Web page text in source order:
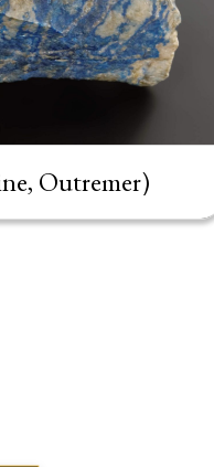
Outremer)